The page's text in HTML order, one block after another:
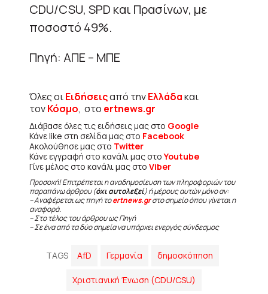
CDU/CSU, SPD και Πρασίνων, με
ποσοστό 49%.
Πηγή: ΑΠΕ – ΜΠΕ
Όλες οιΕιδήσειςαπό τηνΕλλάδακαι
τονΚόσμο, στο ertnews.gr
Διάβασε όλες τις ειδήσεις μας στο Google
Κάνε like στη σελίδα μας στο Facebook
Ακολούθησε μας στο Twitter
Κάνε εγγραφή στο κανάλι μας στοYoutube
Γίνε μέλος στο κανάλι μας στο Viber
Προσοχή! Επιτρέπεται η αναδημοσίευση των πληροφοριών του
παραπάνω άρθρου (όχι αυτολεξεί) ή μέρους αυτών μόνο αν:
– Αναφέρεται ως πηγή τοertnews.grστο σημείο όπου γίνεται η
αναφορά.
– Στο τέλος του άρθρου ως Πηγή
– Σε ένα από τα δύο σημεία να υπάρχει ενεργός σύνδεσμος
TAGS AfD Γερμανία δημοσκόπηση
Χριστιανική Ένωση (CDU/CSU)